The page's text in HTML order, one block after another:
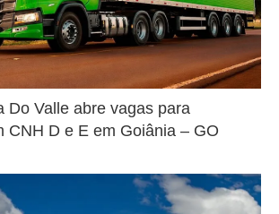
Do Valle abre vagas para
CNH D e E em Goiânia – GO